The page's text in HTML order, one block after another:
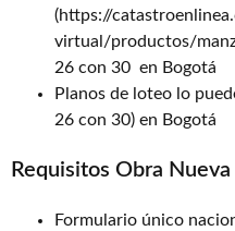
(https://
virtual/productos/
26 con 30 en Bogotá
Planos de loteo lo
26 con 30) en Bogotá
Requisitos Obra Nueva
Formulario único